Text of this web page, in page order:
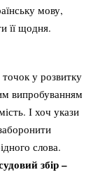
мову,
її щодня.
у розвитку
випробуванням
І хоч укази
слова.
збір –